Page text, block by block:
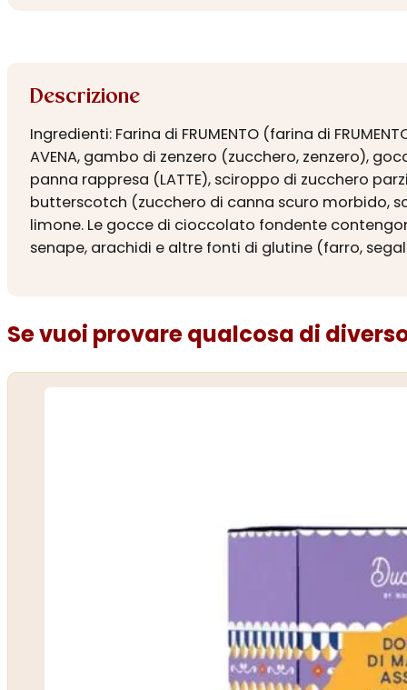
Descrizione
Ingredienti: Farina di FRUMENTO (farina di
AVENA, gambo di zenzero (zucchero, zenzero),
panna rappresa (LATTE), sciroppo di zucchero
butterscotch (zucchero di canna scuro morbido,
limone. Le gocce di cioccolato fondente
senape, arachidi e altre fonti di glutine (farro,
Se vuoi provare qualcosa di